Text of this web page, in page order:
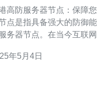
高防服务器节点：保障您网站
点是指具备强大的防御
务器节点。在当今互联
点，企图入侵网站并窃
年5月4日